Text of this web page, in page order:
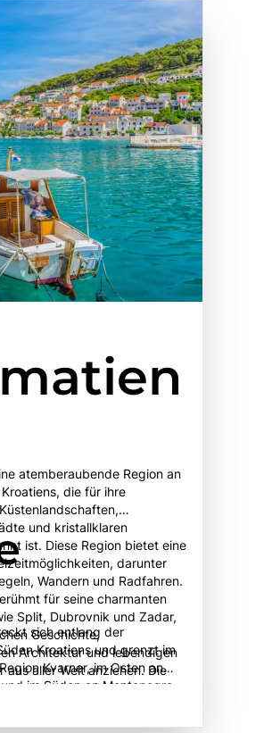
atemberaubende Region an
die für ihre
und kristallklaren
ist. Diese Region bietet eine
darunter
Wandern und Radfahren.
für seine charmanten
Split, Dubrovnik und Zadar,
Geschichte,
Architektur und lebendigen
aus aller Welt anziehen. Die
ein UNESCO-
besonders hervorzuheben,
Stadtmauern und
sich entlang der
Kroatiens und grenzt im
Kvarner, im Osten an
im Süden an Montenegro.
Region von einer